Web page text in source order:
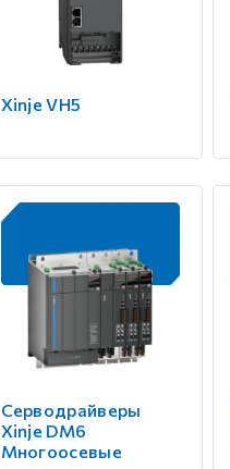
Xinje VH5
Серводрайверы
Xinje DM6
Многоосевые